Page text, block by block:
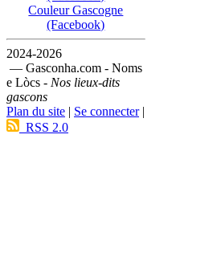
Couleur Gascogne
(Facebook)
2024-2026
— Gasconha.com - Noms
e Lòcs - Nos lieux-dits
gascons
Plan du site | Se connecter|
RSS 2.0